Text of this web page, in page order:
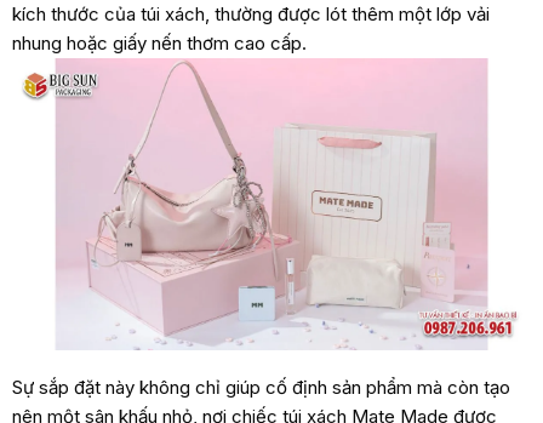
kích thước của túi xách, thường được lót thêm một lớp vải
nhung hoặc giấy nến thơm cao cấp.
Sự sắp đặt này không chỉ giúp cố định sản phẩm mà còn tạo
nên một sân khấu nhỏ, nơi chiếc túi xách Mate Made được